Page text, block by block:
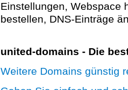
Einstellungen, Webspace
bestellen, DNS-Einträge
united-domains - Die
Weitere Domains günstig